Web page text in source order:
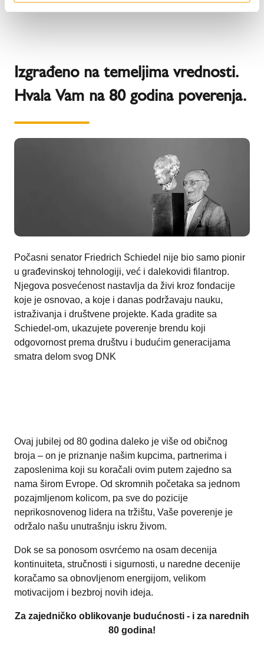
Izgrađeno na temeljima vrednosti.
Hvala Vam na 80 godina poverenja.
Počasni senator Friedrich Schiedel nije bio samo pionir
u građevinskoj tehnologiji, već i dalekovidi filantrop.
Njegova posvećenost nastavlja da živi kroz fondacije
koje je osnovao, a koje i danas podržavaju nauku,
istraživanja i društvene projekte. Kada gradite sa
Schiedel-om, ukazujete poverenje brendu koji
odgovornost prema društvu i budućim generacijama
smatra delom svog DNK
Ovaj jubilej od 80 godina daleko je više od običnog
broja – on je priznanje našim kupcima, partnerima i
zaposlenima koji su koračali ovim putem zajedno sa
nama širom Evrope. Od skromnih početaka sa jednom
pozajmljenom kolicom, pa sve do pozicije
neprikosnovenog lidera na tržištu, Vaše poverenje je
održalo našu unutrašnju iskru živom.
Dok se sa ponosom osvrćemo na osam decenija
kontinuiteta, stručnosti i sigurnosti, u naredne decenije
koračamo sa obnovljenom energijom, velikom
motivacijom i bezbroj novih ideja.
Za zajedničko oblikovanje budućnosti - i za narednih
80 godina!